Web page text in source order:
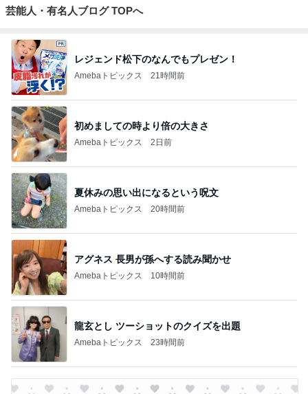
芸能人・有名人ブログ TOPへ
レジェンド松下のなんでもプレゼン！
Amebaトピックス 21時間前
初めましての時より倍の大きさ
Amebaトピックス 2日前
夏休みの思い出になるという呪文
Amebaトピックス 20時間前
アグネス 長男が孫へする読み聞かせ
Amebaトピックス 10時間前
龍玄とし ツーショットのクイズを出題
Amebaトピックス 23時間前